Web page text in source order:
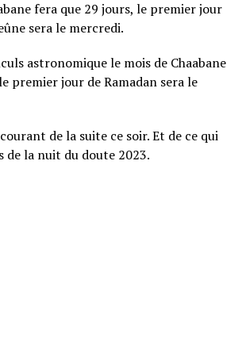
fera que 29 jours, le premier jour
sera le mercredi.
astronomique le mois de Chaabane
premier jour de Ramadan sera le
de la suite ce soir. Et de ce qui
de la nuit du doute 2023.